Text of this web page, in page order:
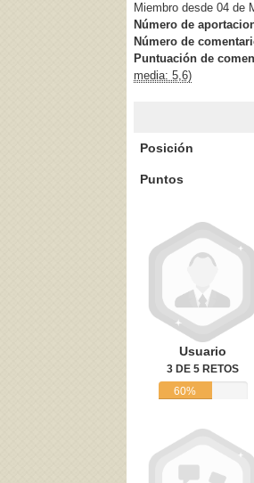
Acepto los
Miembro desde 04 de
Número de
Número de
Puntuación de
media: 5,6)
Posición
Puntos
Usuario
3 DE 5 RETOS
60%